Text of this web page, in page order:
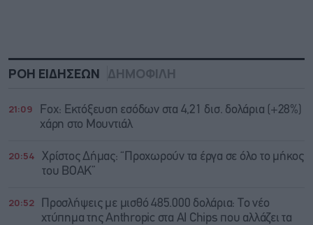
ΡΟΗ ΕΙΔΗΣΕΩΝ ΔΗΜΟΦΙΛΗ
21:09
Fox: Εκτόξευση εσόδων στα 4,21 δισ. δολάρια (+28%)
χάρη στο Μουντιάλ
20:54
Χρίστος Δήμας: “Προχωρούν τα έργα σε όλο το μήκος
του ΒΟΑΚ”
20:52
Προσλήψεις με μισθό 485.000 δολάρια: Το νέο
χτύπημα της Anthropic στα AI Chips που αλλάζει τα